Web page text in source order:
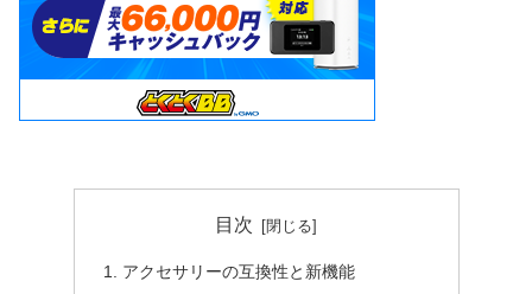
目次
アクセサリーの互換性と新機能